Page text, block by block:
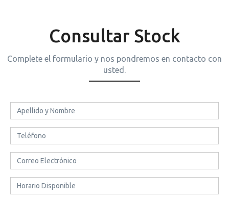
Consultar Stock
Complete el formulario y nos pondremos en contacto con
usted.